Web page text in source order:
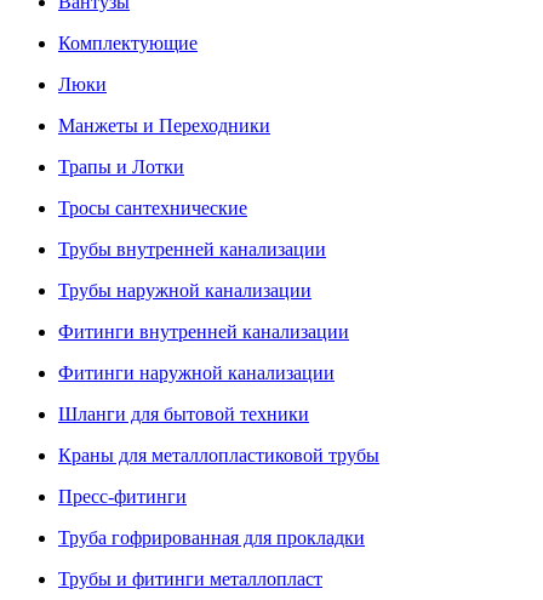
Комплектующие
Люки
Манжеты и Переходники
Трапы и Лотки
Тросы сантехнические
Трубы внутренней канализации
Трубы наружной канализации
Фитинги внутренней канализации
Фитинги наружной канализации
Шланги для бытовой техники
Краны для металлопластиковой трубы
Пресс-фитинги
Труба гофрированная для прокладки
Трубы и фитинги металлопласт